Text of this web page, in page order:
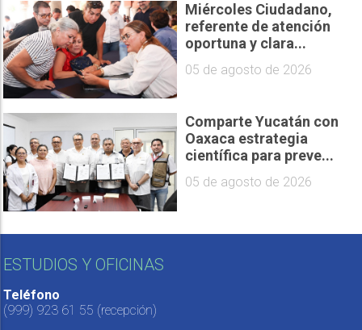
Miércoles Ciudadano,
referente de atención
oportuna y clara...
05 de agosto de 2026
Comparte Yucatán con
Oaxaca estrategia
científica para preve...
05 de agosto de 2026
ESTUDIOS Y OFICINAS
Teléfono
(999) 923 61 55 (recepción)